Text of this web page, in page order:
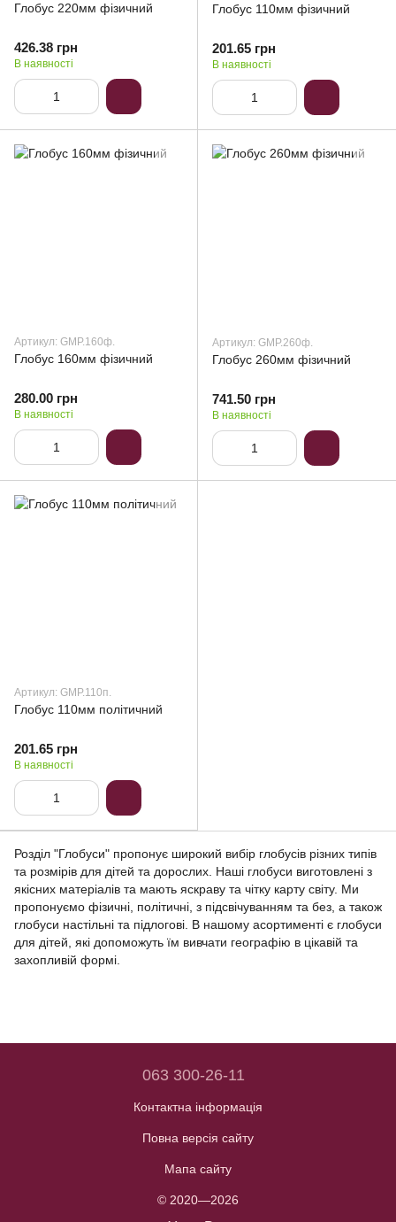
Глобус 220мм фізичний
426.38 грн
В наявності
Глобус 110мм фізичний
201.65 грн
В наявності
Артикул: GMP.160ф.
Глобус 160мм фізичний
280.00 грн
В наявності
Артикул: GMP.260ф.
Глобус 260мм фізичний
741.50 грн
В наявності
Артикул: GMP.110п.
Глобус 110мм політичний
201.65 грн
В наявності
Розділ "Глобуси" пропонує широкий вибір глобусів різних типів
та розмірів для дітей та дорослих. Наші глобуси виготовлені з
якісних матеріалів та мають яскраву та чітку карту світу. Ми
пропонуємо фізичні, політичні, з підсвічуванням та без, а також
глобуси настільні та підлогові. В нашому асортименті є глобуси
для дітей, які допоможуть їм вивчати географію в цікавій та
захопливій формі.
063 300-26-11
Контактна інформація
Повна версія сайту
Мапа сайту
© 2020—2026